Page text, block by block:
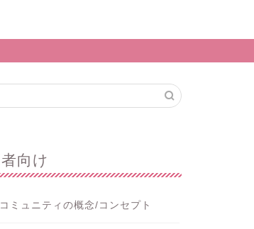
者向け
ミュニティの概念/コンセプト